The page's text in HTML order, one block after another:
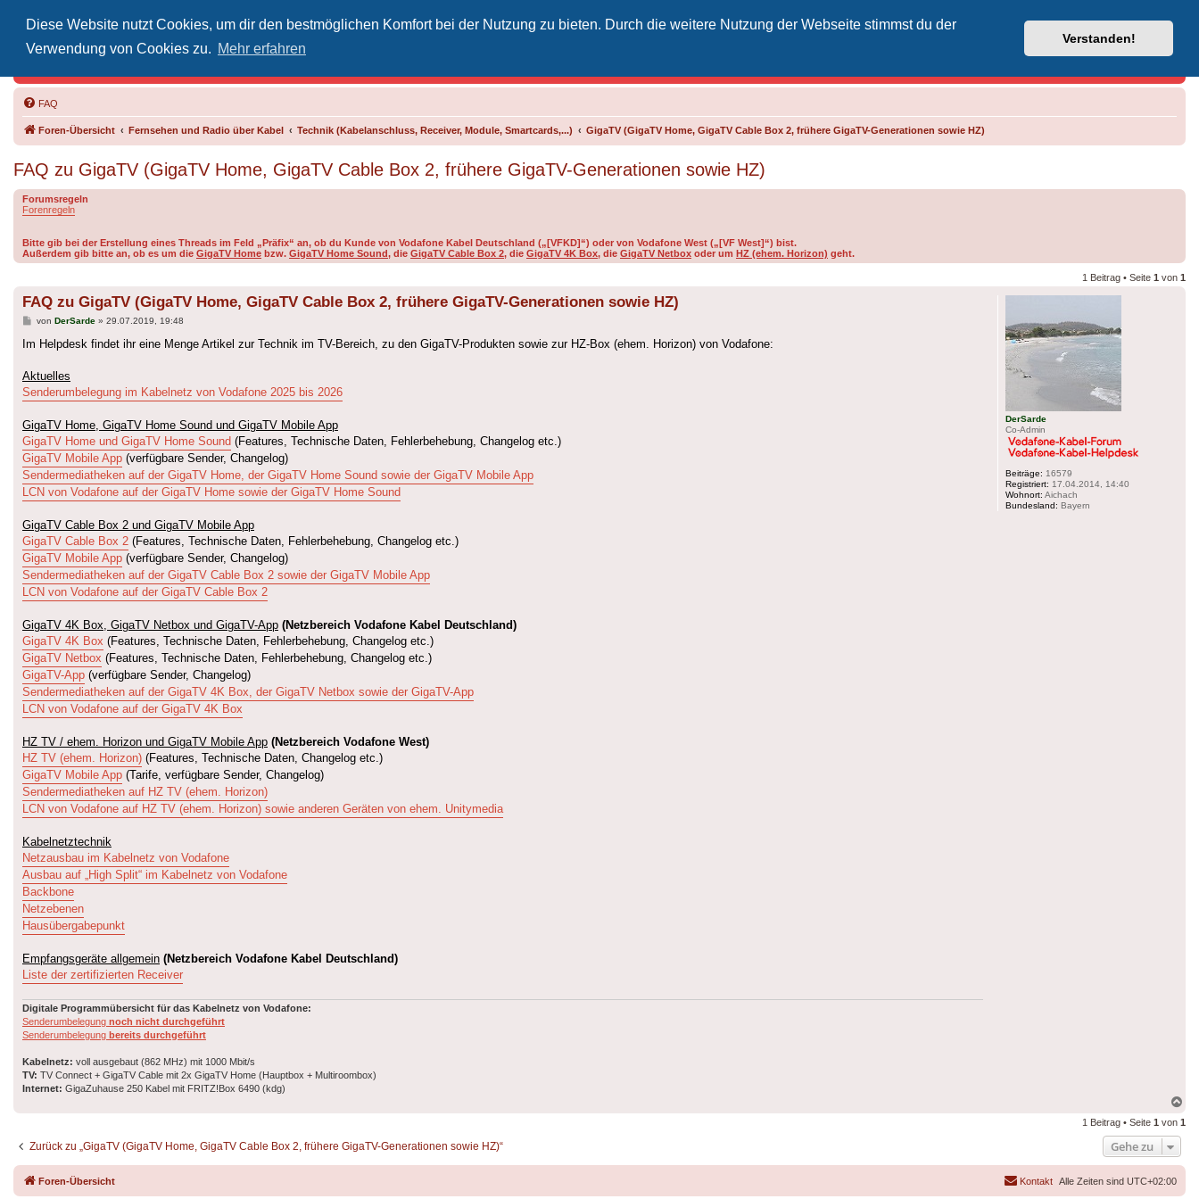
Diese Website nutzt Cookies, um dir den bestmöglichen Komfort bei der Nutzung zu bieten. Durch die weitere Nutzung der Webseite stimmst du der
Verwendung von Cookies zu. Mehr erfahren
Verstanden!
Vodafone-Kabel-Helpdesk
FAQ
Foren-Übersicht Fernsehen und Radio über Kabel Technik (Kabelanschluss, Receiver, Module, Smartcards,...) GigaTV (GigaTV Home, GigaTV Cable Box 2, frühere GigaTV-Generationen sowie HZ)
FAQ zu GigaTV (GigaTV Home, GigaTV Cable Box 2, frühere GigaTV-Generationen sowie HZ)
Forumsregeln
Forenregeln
Bitte gib bei der Erstellung eines Threads im Feld „Präfix“ an, ob du Kunde von Vodafone Kabel Deutschland („[VFKD]“) oder von Vodafone West („[VF West]“) bist.
Außerdem gib bitte an, ob es um die GigaTV Home bzw. GigaTV Home Sound, die GigaTV Cable Box 2, die GigaTV 4K Box, die GigaTV Netbox oder um HZ (ehem. Horizon) geht.
1 Beitrag • Seite 1 von 1
DerSarde
Co-Admin
Beiträge: 16579
Registriert: 17.04.2014, 14:40
Wohnort: Aichach
Bundesland: Bayern
FAQ zu GigaTV (GigaTV Home, GigaTV Cable Box 2, frühere GigaTV-Generationen sowie HZ)
Beitrag
von DerSarde» 29.07.2019, 19:48
Im Helpdesk findet ihr eine Menge Artikel zur Technik im TV-Bereich, zu den GigaTV-Produkten sowie zur HZ-Box (ehem. Horizon) von Vodafone:
Aktuelles
Senderumbelegung im Kabelnetz von Vodafone 2025 bis 2026
GigaTV Home, GigaTV Home Sound und GigaTV Mobile App
GigaTV Home und GigaTV Home Sound (Features, Technische Daten, Fehlerbehebung, Changelog etc.)
GigaTV Mobile App (verfügbare Sender, Changelog)
Sendermediatheken auf der GigaTV Home, der GigaTV Home Sound sowie der GigaTV Mobile App
LCN von Vodafone auf der GigaTV Home sowie der GigaTV Home Sound
GigaTV Cable Box 2 und GigaTV Mobile App
GigaTV Cable Box 2 (Features, Technische Daten, Fehlerbehebung, Changelog etc.)
GigaTV Mobile App (verfügbare Sender, Changelog)
Sendermediatheken auf der GigaTV Cable Box 2 sowie der GigaTV Mobile App
LCN von Vodafone auf der GigaTV Cable Box 2
GigaTV 4K Box, GigaTV Netbox und GigaTV-App (Netzbereich Vodafone Kabel Deutschland)
GigaTV 4K Box (Features, Technische Daten, Fehlerbehebung, Changelog etc.)
GigaTV Netbox (Features, Technische Daten, Fehlerbehebung, Changelog etc.)
GigaTV-App (verfügbare Sender, Changelog)
Sendermediatheken auf der GigaTV 4K Box, der GigaTV Netbox sowie der GigaTV-App
LCN von Vodafone auf der GigaTV 4K Box
HZ TV / ehem. Horizon und GigaTV Mobile App (Netzbereich Vodafone West)
HZ TV (ehem. Horizon) (Features, Technische Daten, Changelog etc.)
GigaTV Mobile App (Tarife, verfügbare Sender, Changelog)
Sendermediatheken auf HZ TV (ehem. Horizon)
LCN von Vodafone auf HZ TV (ehem. Horizon) sowie anderen Geräten von ehem. Unitymedia
Kabelnetztechnik
Netzausbau im Kabelnetz von Vodafone
Ausbau auf „High Split“ im Kabelnetz von Vodafone
Backbone
Netzebenen
Hausübergabepunkt
Empfangsgeräte allgemein (Netzbereich Vodafone Kabel Deutschland)
Liste der zertifizierten Receiver
Digitale Programmübersicht für das Kabelnetz von Vodafone:
Senderumbelegung noch nicht durchgeführt
Senderumbelegung bereits durchgeführt
Kabelnetz: voll ausgebaut (862 MHz) mit 1000 Mbit/s
TV: TV Connect + GigaTV Cable mit 2x GigaTV Home (Hauptbox + Multiroombox)
Internet: GigaZuhause 250 Kabel mit FRITZ!Box 6490 (kdg)
1 Beitrag • Seite 1 von 1
Zurück zu „GigaTV (GigaTV Home, GigaTV Cable Box 2, frühere GigaTV-Generationen sowie HZ)“ Gehe zu
Foren-Übersicht Alle Zeiten sind UTC+02:00
Kontakt